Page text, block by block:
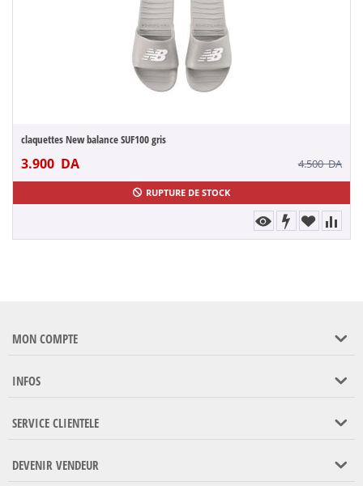
claquettes New balance SUF100 gris
3.900 DA 4.500DA
RUPTURE DE STOCK
MON COMPTE
INFOS
SERVICE CLIENTELE
DEVENIR VENDEUR